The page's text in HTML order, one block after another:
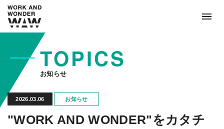
TOPICS
お知らせ
2026.03.06 お知らせ
"WORK AND WONDER"をカタチ